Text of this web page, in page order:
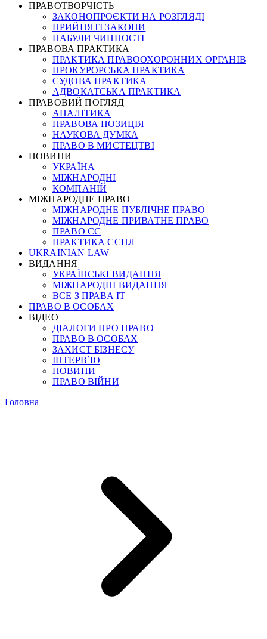
ПРАВОТВОРЧІСТЬ
ЗАКОНОПРОЄКТИ НА РОЗГЛЯДІ
ПРИЙНЯТІ ЗАКОНИ
НАБУЛИ ЧИННОСТІ
ПРАВОВА ПРАКТИКА
ПРАКТИКА ПРАВООХОРОННИХ ОРГАНІВ
ПРОКУРОРСЬКА ПРАКТИКА
СУДОВА ПРАКТИКА
АДВОКАТСЬКА ПРАКТИКА
ПРАВОВИЙ ПОГЛЯД
АНАЛІТИКА
ПРАВОВА ПОЗИЦІЯ
НАУКОВА ДУМКА
ПРАВО В МИСТЕЦТВІ
НОВИНИ
УКРАЇНА
МІЖНАРОДНІ
КОМПАНІЙ
МІЖНАРОДНЕ ПРАВО
МІЖНАРОДНЕ ПУБЛІЧНЕ ПРАВО
МІЖНАРОДНЕ ПРИВАТНЕ ПРАВО
ПРАВО ЄС
ПРАКТИКА ЄСПЛ
UKRAINIAN LAW
ВИДАННЯ
УКРАЇНСЬКІ ВИДАННЯ
МІЖНАРОДНІ ВИДАННЯ
ВСЕ З ПРАВА ІТ
ПРАВО В ОСОБАХ
ВІДЕО
ДІАЛОГИ ПРО ПРАВО
ПРАВО В ОСОБАХ
ЗАХИСТ БІЗНЕСУ
ІНТЕРВ`Ю
НОВИНИ
ПРАВО ВІЙНИ
Головна